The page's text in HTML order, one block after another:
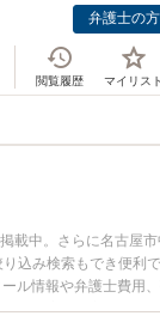
弁護士の
閲覧履歴 マイリスト
載中。さらに名古屋
込み検索もでき便利
ル情報や弁護士費用
決の実績豊富な近く